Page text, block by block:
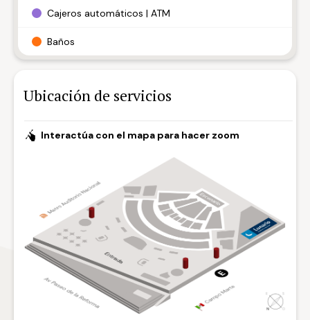
Cajeros automáticos | ATM
Baños
Ubicación de servicios
Interactúa con el mapa para hacer zoom